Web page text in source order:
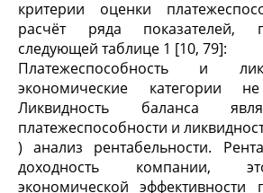
критерии оценки
расчёт ряда показателей,
следующей таблице 1 [10, 79]:
Платежеспособность и
экономические категории
Ликвидность баланса
платежеспособности и
) анализ рентабельности.
доходность компании,
экономической эффективности